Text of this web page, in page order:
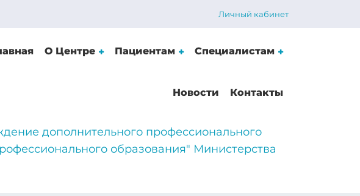
Личный кабинет
О Центре Пациентам Специалистам
Новости Контакты
дополнительного профессионального
образования" Министерства